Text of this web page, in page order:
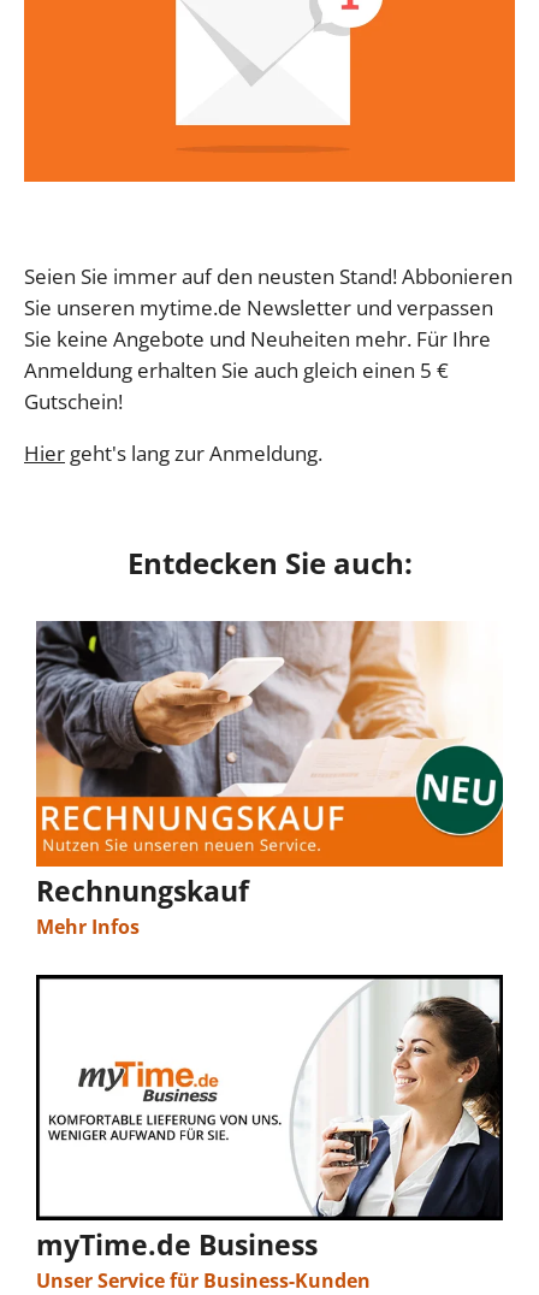
Seien Sie immer auf den neusten Stand! Abbonieren
Sie unseren mytime.de Newsletter und verpassen
Sie keine Angebote und Neuheiten mehr. Für Ihre
Anmeldung erhalten Sie auch gleich einen 5 €
Gutschein!
Hier geht's lang zur Anmeldung.
Entdecken Sie auch:
Rechnungskauf
Mehr Infos
myTime.de Business
Unser Service für Business-Kunden